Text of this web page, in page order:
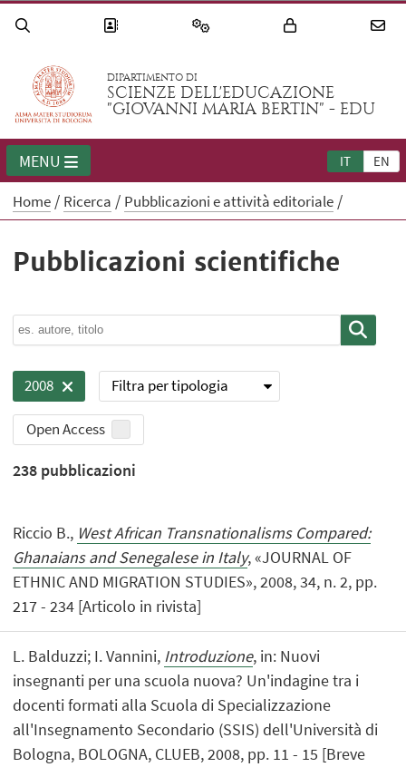
DIPARTIMENTO DI
SCIENZE DELL'EDUCAZIONE
"GIOVANNI MARIA BERTIN" - EDU
IT EN
MENU
Home Ricerca Pubblicazioni e attività editoriale
Pubblicazioni scientifiche
2008 Filtra per tipologia
Open Access
238 pubblicazioni
Riccio B., West African Transnationalisms Compared:
Ghanaians and Senegalese in Italy, «JOURNAL OF
ETHNIC AND MIGRATION STUDIES», 2008, 34, n. 2, pp.
217 - 234 [Articolo in rivista]
L. Balduzzi; I. Vannini, Introduzione, in: Nuovi
insegnanti per una scuola nuova? Un'indagine tra i
docenti formati alla Scuola di Specializzazione
all'Insegnamento Secondario (SSIS) dell'Università di
Bologna, BOLOGNA, CLUEB, 2008, pp. 11 - 15 [Breve